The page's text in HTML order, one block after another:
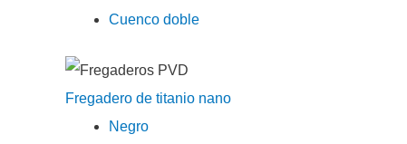
Cuenco doble
Fregadero de titanio nano
Negro